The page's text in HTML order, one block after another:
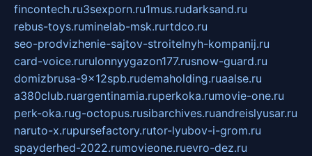
fincontech.ru3sexporn.ru1mus.rudarksand.ru
rebus-toys.ruminelab-msk.rurtdco.ru
seo-prodvizhenie-sajtov-stroitelnyh-kompanij.ru
card-voice.rurulonnyygazon177.rusnow-guard.ru
domizbrusa-9x12spb.rudemaholding.ruaalse.ru
a380club.ruargentinamia.ruperkoka.rumovie-one.ru
perk-oka.rug-octopus.rusibarchives.ruandreislyusar.ru
naruto-x.rupursefactory.rutor-lyubov-i-grom.ru
spayderhed-2022.rumovieone.ruevro-dez.ru